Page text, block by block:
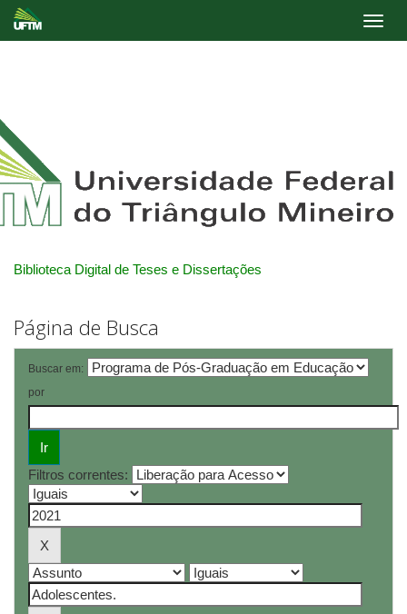
Biblioteca Digital de Teses e Dissertações
Página de Busca
Buscar em:
por
Filtros correntes: